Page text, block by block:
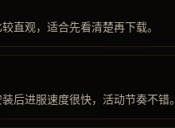
直观，适合先看清楚再下载。
后进服速度很快，活动节奏不错。